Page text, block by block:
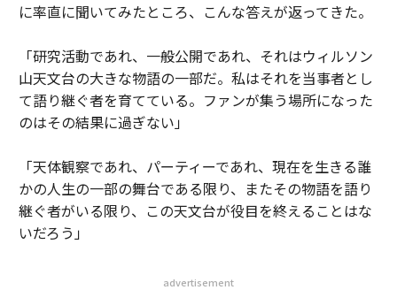
に率直に聞いてみたところ、こんな答えが返ってきた。
「研究活動であれ、一般公開であれ、それはウィルソン
山天文台の大きな物語の一部だ。私はそれを当事者とし
て語り継ぐ者を育てている。ファンが集う場所になった
のはその結果に過ぎない」
「天体観察であれ、パーティーであれ、現在を生きる誰
かの人生の一部の舞台である限り、またその物語を語り
継ぐ者がいる限り、この天文台が役目を終えることはな
いだろう」
advertisement